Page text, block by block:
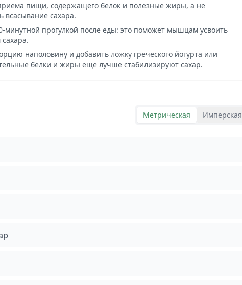
пищи, содержащего белок и полезные жиры, а не
всасывание сахара.
минутной прогулкой после еды: это поможет мышцам усвоить
наполовину и добавить ложку греческого йогурта или
белки и жиры еще лучше стабилизируют сахар.
Метрическая Имперская